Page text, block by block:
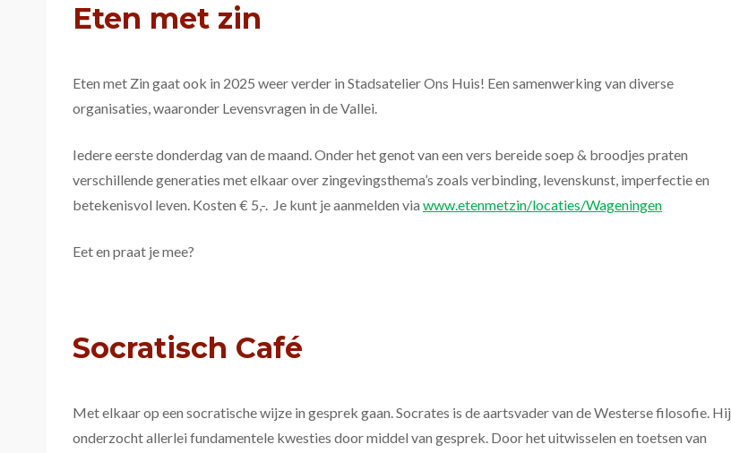
Eten met zin
Eten met Zin gaat ook in 2025 weer verder in Stadsatelier Ons Huis! Een samenwerking van diverse
organisaties, waaronder Levensvragen in de Vallei.
Iedere eerste donderdag van de maand. Onder het genot van een vers bereide soep & broodjes praten
verschillende generaties met elkaar over zingevingsthema’s zoals verbinding, levenskunst, imperfectie en
betekenisvol leven. Kosten € 5,-. Je kunt je aanmelden via www.etenmetzin/locaties/Wageningen
Eet en praat je mee?
Socratisch Café
Met elkaar op een socratische wijze in gesprek gaan. Socrates is de aartsvader van de Westerse filosofie. Hij
onderzocht allerlei fundamentele kwesties door middel van gesprek. Door het uitwisselen en toetsen van